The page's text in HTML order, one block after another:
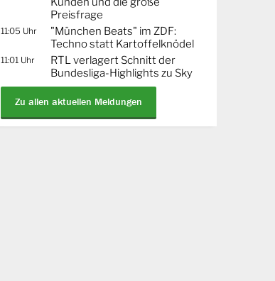
Preisfrage
11:05 Uhr
"München Beats" im ZDF:
Techno statt Kartoffelknödel
11:01 Uhr
RTL verlagert Schnitt der
Bundesliga-Highlights zu Sky
Zu allen aktuellen Meldungen